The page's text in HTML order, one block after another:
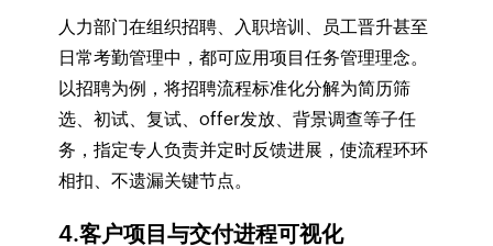
人力部门在组织招聘、入职培训、员工晋升甚至
日常考勤管理中，都可应用项目任务管理理念。
以招聘为例，将招聘流程标准化分解为简历筛
选、初试、复试、offer发放、背景调查等子任
务，指定专人负责并定时反馈进展，使流程环环
相扣、不遗漏关键节点。
4.客户项目与交付进程可视化